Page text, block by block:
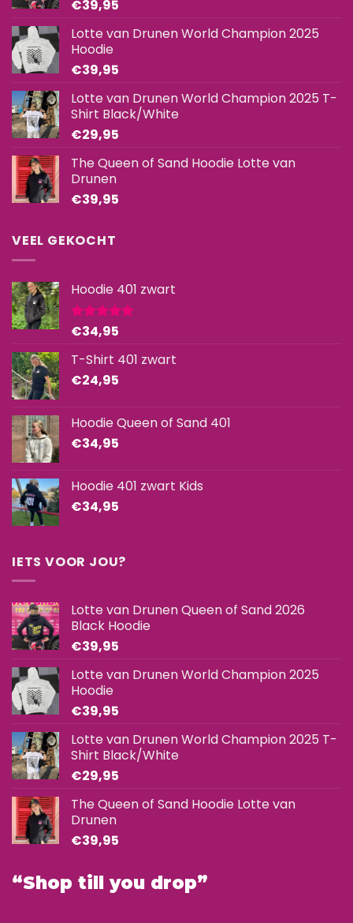
op
productpagina
productpagina
€39,95
Lotte van Drunen World Champion 2025
Hoodie
€39,95
Lotte van Drunen World Champion 2025 T-
Shirt Black/White
€29,95
The Queen of Sand Hoodie Lotte van
Drunen
€39,95
VEEL GEKOCHT
Hoodie 401 zwart
Gewaardeerd
€34,95
T-Shirt 401 zwart
€24,95
Hoodie Queen of Sand 401
€34,95
Hoodie 401 zwart Kids
€34,95
IETS VOOR JOU?
Lotte van Drunen Queen of Sand 2026
Black Hoodie
€39,95
Lotte van Drunen World Champion 2025
Hoodie
€39,95
Lotte van Drunen World Champion 2025 T-
Shirt Black/White
€29,95
The Queen of Sand Hoodie Lotte van
Drunen
€39,95
“Shop till you drop”